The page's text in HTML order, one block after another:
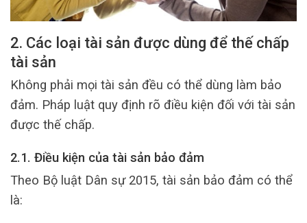
2. Các loại tài sản được dùng để thế chấp
tài sản
Không phải mọi tài sản đều có thể dùng làm bảo
đảm. Pháp luật quy định rõ điều kiện đối với tài sản
được thế chấp.
2.1. Điều kiện của tài sản bảo đảm
Theo Bộ luật Dân sự 2015, tài sản bảo đảm có thể
là: